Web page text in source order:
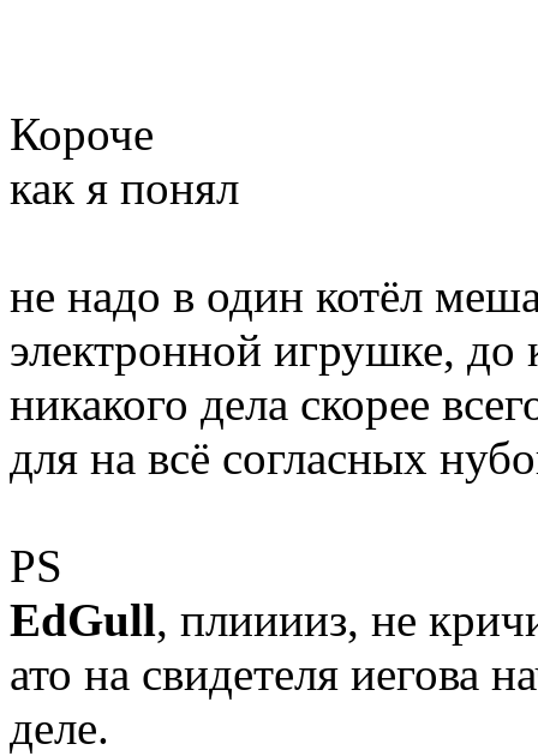
Короче
как я понял
не надо в один котёл
электронной игрушке, до
никакого дела скорее
для на всё согласных
PS
EdGull, плииииз, не
ато на свидетеля иегова
деле.